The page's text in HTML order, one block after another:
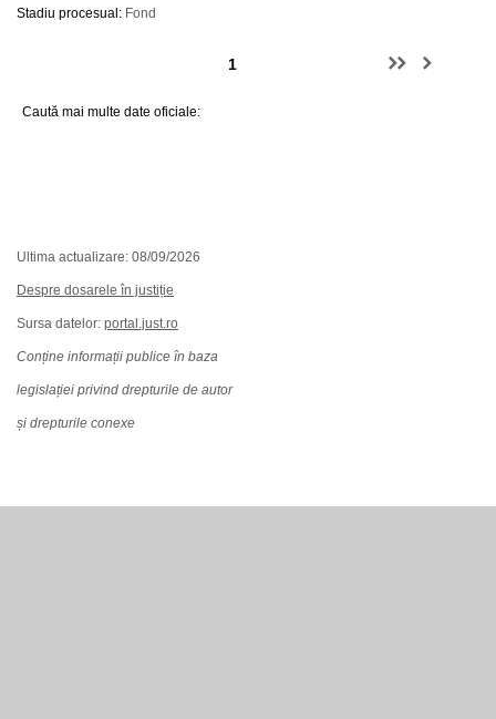
Stadiu procesual: Fond
Caută mai multe date oficiale:
Ultima actualizare: 08/09/2026
Despre dosarele în justiție
Sursa datelor: portal.just.ro
Conține informații publice în baza
legislației privind drepturile de autor
și drepturile conexe